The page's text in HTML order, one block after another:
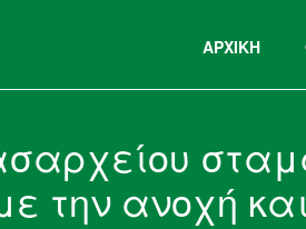
ΑΡΧΙΚΉ
την ανοχή